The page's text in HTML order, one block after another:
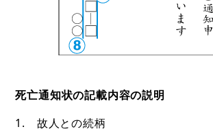
死亡通知状の記載内容の説明
1. 故人との続柄